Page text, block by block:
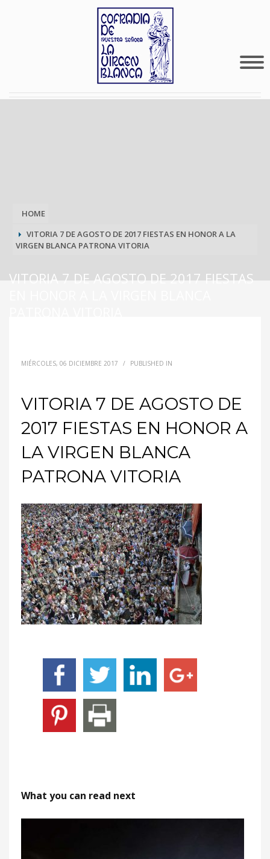
HOME
VITORIA 7 DE AGOSTO DE 2017 FIESTAS EN HONOR A LA
VIRGEN BLANCA PATRONA VITORIA
VITORIA 7 DE AGOSTO DE 2017 FIESTAS
MIÉRCOLES, 06 DICIEMBRE 2017 / PUBLISHED IN
VITORIA 7 DE AGOSTO DE
2017 FIESTAS EN HONOR A
LA VIRGEN BLANCA
PATRONA VITORIA
What you can read next